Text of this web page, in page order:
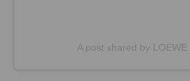
A post shared by LOEWE